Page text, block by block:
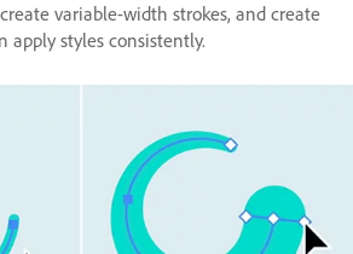
variable-width strokes, and create
apply styles consistently.